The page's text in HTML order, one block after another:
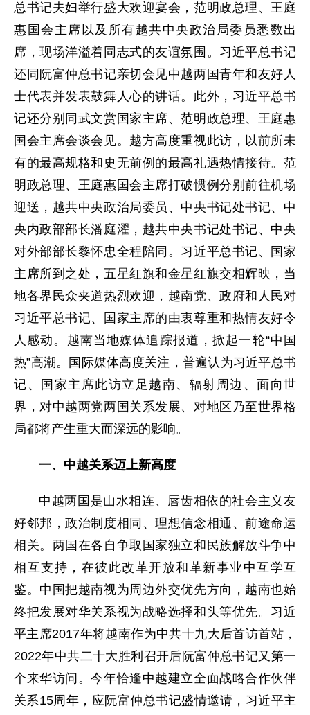
总书记夫妇举行盛大欢迎宴会，范明政总理、王庭
惠国会主席以及所有越共中央政治局委员悉数出
席，现场洋溢着同志式的友谊氛围。习近平总书记
还同阮富仲总书记亲切会见中越两国青年和友好人
士代表并发表鼓舞人心的讲话。此外，习近平总书
记还分别同武文赏国家主席、范明政总理、王庭惠
国会主席会谈会见。越方高度重视此访，以前所未
有的最高规格和史无前例的最高礼遇热情接待。范
明政总理、王庭惠国会主席打破惯例分别前往机场
迎送，越共中央政治局委员、中央书记处书记、中
央内政部部长潘庭濯，越共中央书记处书记、中央
对外部部长黎怀忠全程陪同。习近平总书记、国家
主席所到之处，五星红旗和金星红旗交相辉映，当
地各界民众夹道热烈欢迎，越南党、政府和人民对
习近平总书记、国家主席的由衷尊重和热情友好令
人感动。越南当地媒体追踪报道，掀起一轮“中国
热”高潮。国际媒体高度关注，普遍认为习近平总书
记、国家主席此访立足越南、辐射周边、面向世
界，对中越两党两国关系发展、对地区乃至世界格
局都将产生重大而深远的影响。
一、中越关系迈上新高度
中越两国是山水相连、唇齿相依的社会主义友
好邻邦，政治制度相同、理想信念相通、前途命运
相关。两国在各自争取国家独立和民族解放斗争中
相互支持，在彼此改革开放和革新事业中互学互
鉴。中国把越南视为周边外交优先方向，越南也始
终把发展对华关系视为战略选择和头等优先。习近
平主席2017年将越南作为中共十九大后首访首站，
2022年中共二十大胜利召开后阮富仲总书记又第一
个来华访问。今年恰逢中越建立全面战略合作伙伴
关系15周年，应阮富仲总书记盛情邀请，习近平主